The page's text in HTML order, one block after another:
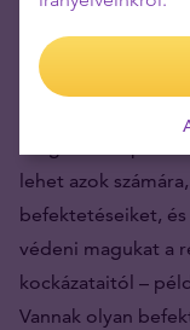
Hogyan
befektetési
lehet azok
befektetéseiket, és
védeni magukat a
kockázataitól –
Vannak olyan